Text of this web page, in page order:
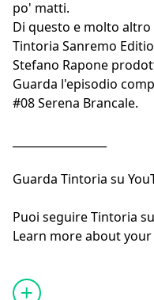
po' matti.
Di questo e molto
Tintoria Sanremo
Stefano Rapone
Guarda l'episodio
#08 Serena Brancale.
Guarda Tintoria su
Puoi seguireTintoria
Learn more about